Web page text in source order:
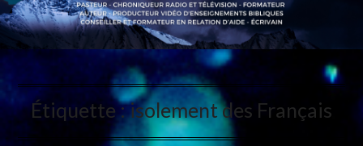
Étiquette :isolement des Français